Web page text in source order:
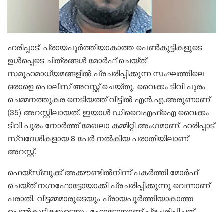
ഹരിപ്പാട്: പ്രായപൂർത്തിയാകാത്ത പെൺകുട്ടികളുടെ
ഉൾപ്പെടെ ചിത്രങ്ങൾ മോർഫ് ചെയ്ത്
സമൂഹമാധ്യമങ്ങളിൽ പ്രചരിപ്പിക്കുന്ന സംഘത്തിലെ
ഒരാളെ പൊലീസ് അറസ്റ്റ് ചെയ്തു. വൈക്കം ടിവി പുരം
ചെമ്മനത്തുകര നെടിയത്ത് വീട്ടിൽ എൻ.എ.അരുണാണ്
(35) അറസ്റ്റിലായത്. ഇയാൾ ഡിവൈഎഫ്ഐ വൈക്കം
ടിവി പുരം നോർത്ത് മേഖലാ കമ്മിറ്റി അംഗമാണ്. ഹരിപ്പാട്
സ്വദേശികളായ 8 പേർ നൽകിയ പരാതിയിലാണ്
അറസ്റ്റ്.
ഫെയ്സ്ബുക്ക് അക്കൗണ്ടിൽനിന്ന് പകർത്തി മോർഫ്
ചെയ്ത് നഗ്നഫോട്ടോയാക്കി പ്രചരിപ്പിക്കുന്നു വെന്നാണ്
പരാതി. വീട്ടമ്മമാരുടെയും പ്രായപൂർത്തിയാകാത്ത